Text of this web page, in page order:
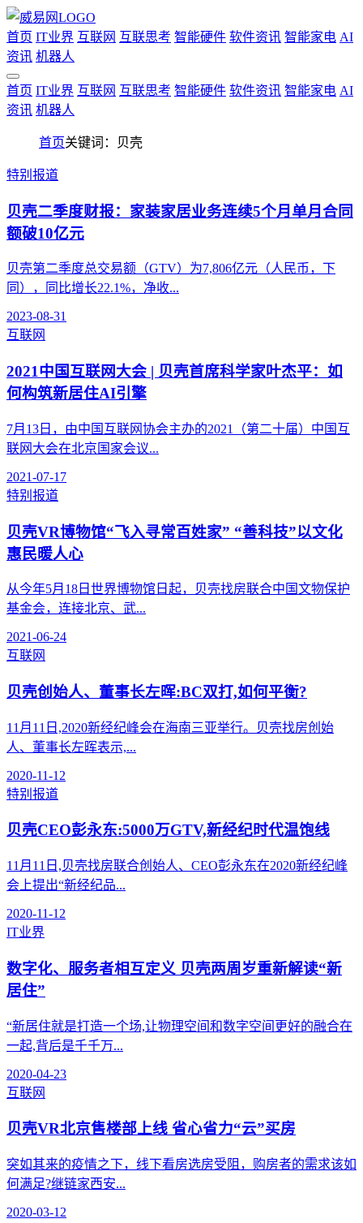
首页 IT业界 互联网 互联思考 智能硬件 软件资讯 智能家电 AI
资讯 机器人
首页 IT业界 互联网 互联思考 智能硬件 软件资讯 智能家电 AI
资讯 机器人
首页关键词：贝壳
特别报道
贝壳二季度财报：家装家居业务连续5个月单月合同
额破10亿元
贝壳第二季度总交易额（GTV）为7,806亿元（人民币，下
同），同比增长22.1%，净收...
2023-08-31
互联网
2021中国互联网大会 | 贝壳首席科学家叶杰平：如
何构筑新居住AI引擎
7月13日，由中国互联网协会主办的2021（第二十届）中国互
联网大会在北京国家会议...
2021-07-17
特别报道
贝壳VR博物馆“飞入寻常百姓家” “善科技”以文化
惠民暖人心
从今年5月18日世界博物馆日起，贝壳找房联合中国文物保护
基金会，连接北京、武...
2021-06-24
互联网
贝壳创始人、董事长左晖:BC双打,如何平衡?
11月11日,2020新经纪峰会在海南三亚举行。贝壳找房创始
人、董事长左晖表示,...
2020-11-12
特别报道
贝壳CEO彭永东:5000万GTV,新经纪时代温饱线
11月11日,贝壳找房联合创始人、CEO彭永东在2020新经纪峰
会上提出“新经纪品...
2020-11-12
IT业界
数字化、服务者相互定义 贝壳两周岁重新解读“新
居住”
“新居住就是打造一个场,让物理空间和数字空间更好的融合在
一起,背后是千千万...
2020-04-23
互联网
贝壳VR北京售楼部上线 省心省力“云”买房
突如其来的疫情之下，线下看房选房受阻，购房者的需求该如
何满足?继链家西安...
2020-03-12